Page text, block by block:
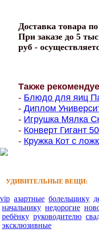
Доставка товара
При заказе до 5
руб -
Также
- Блюдо для яиц
- Диплом
- Игрушка Мялка
- Конверт Гигант
- Кружка Кот с
УДИВИТЕЛЬНЫЕ ВЕЩИ:
vip азартные болельщику
начальнику недорогие
ребёнку руководителю
эксклюзивные